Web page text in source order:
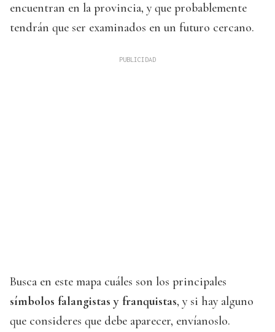
encuentran en la provincia, y que probablemente
tendrán que ser examinados en un futuro cercano.
Busca en este mapa cuáles son los principales
símbolos falangistas y franquistas, y si hay alguno
que consideres que debe aparecer, envíanoslo.